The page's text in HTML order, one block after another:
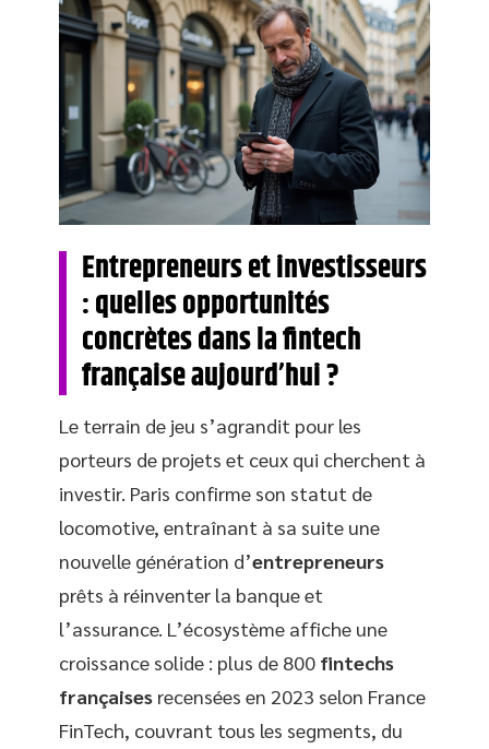
Entrepreneurs et investisseurs
: quelles opportunités
concrètes dans la fintech
française aujourd’hui ?
Le terrain de jeu s’agrandit pour les
porteurs de projets et ceux qui cherchent à
investir. Paris confirme son statut de
locomotive, entraînant à sa suite une
nouvelle génération d’entrepreneurs
prêts à réinventer la banque et
l’assurance. L’écosystème affiche une
croissance solide : plus de 800 fintechs
françaises recensées en 2023 selon France
FinTech, couvrant tous les segments, du